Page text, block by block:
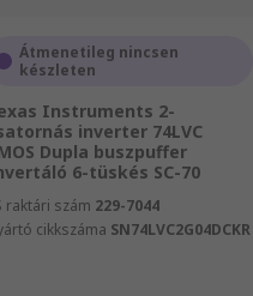
Átmenetileg nincsen
készleten
Instruments 2-
inverter 74LVC
Dupla buszpuffer
6-tüskés SC-70
raktári szám 229-7044
cikkszáma SN74LVC2G04DCKR